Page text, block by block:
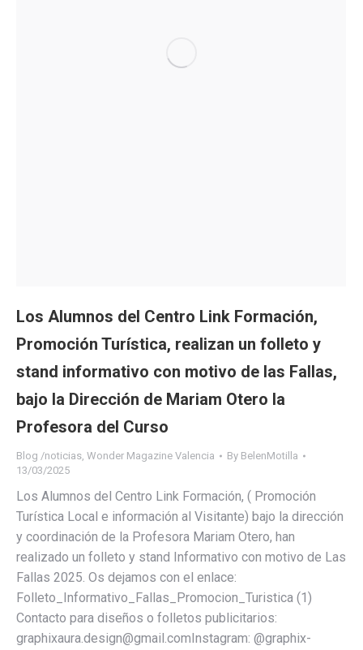
Los Alumnos del Centro Link Formación,
Promoción Turística, realizan un folleto y
stand informativo con motivo de las Fallas,
bajo la Dirección de Mariam Otero la
Profesora del Curso
Blog /noticias, Wonder Magazine Valencia By BelenMotilla
13/03/2025
Los Alumnos del Centro Link Formación, ( Promoción
Turística Local e información al Visitante) bajo la dirección
y coordinación de la Profesora Mariam Otero, han
realizado un folleto y stand Informativo con motivo de Las
Fallas 2025. Os dejamos con el enlace:
Folleto_Informativo_Fallas_Promocion_Turistica (1)
Contacto para diseños o folletos publicitarios:
graphixaura.design@gmail.comInstagram: @graphix-